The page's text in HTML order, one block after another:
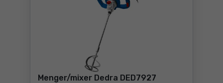
Menger/mixer Dedra DED7927